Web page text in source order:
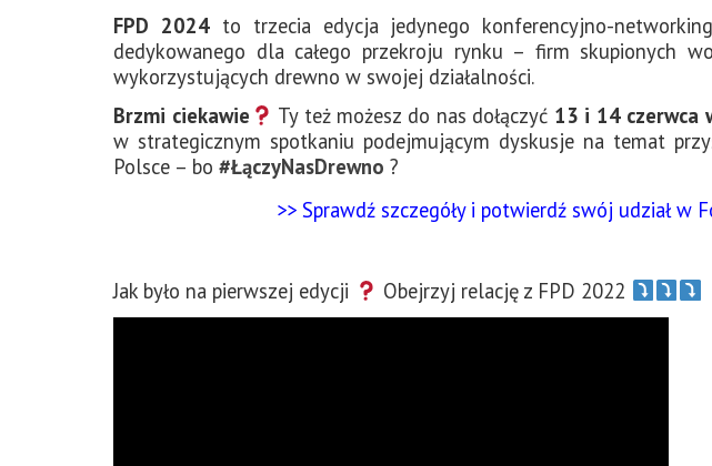
FPD 2024 to trzecia edycja jedynego konferencyjno-
dedykowanego dla całego przekroju rynku – firm skupionych
wykorzystujących drewno w swojej działalności.
Brzmi ciekawie
Ty też możesz do nas dołączyć 13 i 14 czerwca
w strategicznym spotkaniu podejmującym dyskusje na temat
Polsce – bo #ŁączyNasDrewno ?
>> Sprawdź szczegóły i potwierdź swój udział w
Jak było na pierwszej edycji Obejrzyj relację z FPD 2022